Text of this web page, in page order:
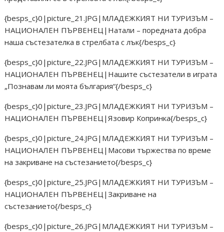
{besps_c}0|picture_21.JPG|МЛАДЕЖКИЯТ НИ ТУРИЗЪМ –
НАЦИОНАЛЕН ПЪРВЕНЕЦ|Натали – поредната добра
наша състезателка в стрелбата с лък{/besps_c}
{besps_c}0|picture_22.JPG|МЛАДЕЖКИЯТ НИ ТУРИЗЪМ –
НАЦИОНАЛЕН ПЪРВЕНЕЦ|Нашите състезатели в играта
„Познавам ли моята българия“{/besps_c}
{besps_c}0|picture_23.JPG|МЛАДЕЖКИЯТ НИ ТУРИЗЪМ –
НАЦИОНАЛЕН ПЪРВЕНЕЦ|Язовир Копринка{/besps_c}
{besps_c}0|picture_24.JPG|МЛАДЕЖКИЯТ НИ ТУРИЗЪМ –
НАЦИОНАЛЕН ПЪРВЕНЕЦ|Масови тържества по време
на закриване на състезанието{/besps_c}
{besps_c}0|picture_25.JPG|МЛАДЕЖКИЯТ НИ ТУРИЗЪМ –
НАЦИОНАЛЕН ПЪРВЕНЕЦ|Закриване на
състезанието{/besps_c}
{besps_c}0|picture_26.JPG|МЛАДЕЖКИЯТ НИ ТУРИЗЪМ –